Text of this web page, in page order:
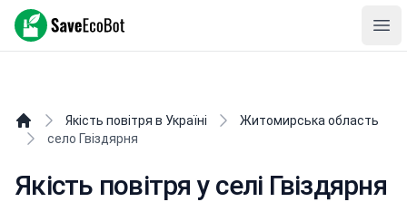
SaveEcoBot
Якість повітря в Україні
Житомирська область
село Гвіздярня
Якість повітря у селі Гвіздярня